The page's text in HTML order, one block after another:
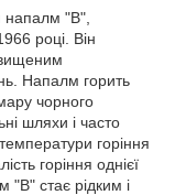
напалм "В",
році. Він
Напалм горить
чорного
шляхи і часто
горіння
горіння однієї
"В" стає рідким і